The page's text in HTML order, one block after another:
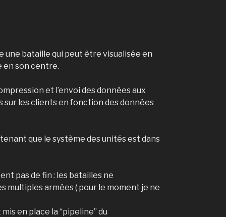
une bataille qui peut être visualisée en
en son centre.
et l’envoi des données aux
sur les clients en fonction des données
que le système des unités est dans
pas de fin : les batailles ne
multiples armées ( pour le moment je ne
en place la “pipeline” du